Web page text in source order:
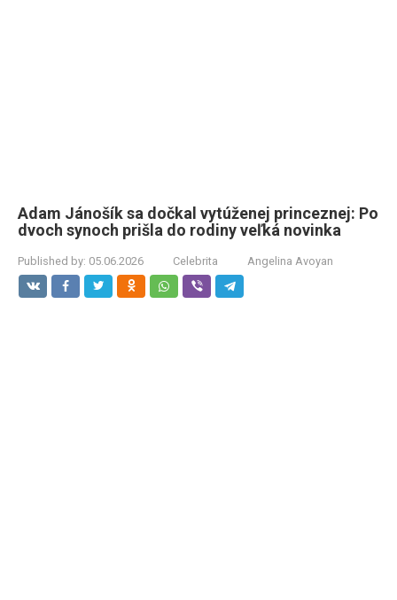
Adam Jánošík sa dočkal vytúženej princeznej: Po
dvoch synoch prišla do rodiny veľká novinka
Published by: 05.06.2026 Celebrita Angelina Avoyan